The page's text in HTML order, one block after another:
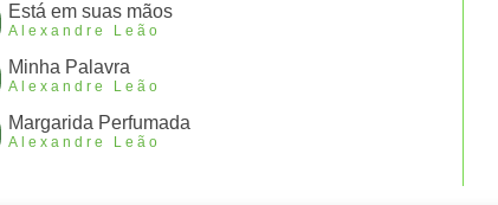
Está em suas mãos
Alexandre Leão
Minha Palavra
Alexandre Leão
Margarida Perfumada
Alexandre Leão